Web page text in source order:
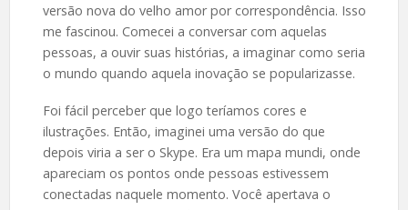
versão nova do velho amor por correspondência. Isso
me fascinou. Comecei a conversar com aquelas
pessoas, a ouvir suas histórias, a imaginar como seria
o mundo quando aquela inovação se popularizasse.
Foi fácil perceber que logo teríamos cores e
ilustrações. Então, imaginei uma versão do que
depois viria a ser o Skype. Era um mapa mundi, onde
apareciam os pontos onde pessoas estivessem
conectadas naquele momento. Você apertava o